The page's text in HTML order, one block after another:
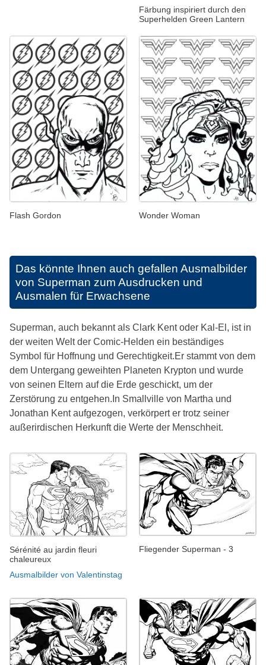
Färbung inspiriert durch den
Superhelden Green Lantern
Flash Gordon Wonder Woman
Das könnte Ihnen auch gefallen Ausmalbilder
von Superman zum Ausdrucken und
Ausmalen für Erwachsene
Superman, auch bekannt als Clark Kent oder Kal-El, ist in
der weiten Welt der Comic-Helden ein beständiges
Symbol für Hoffnung und Gerechtigkeit.Er stammt von dem
dem Untergang geweihten Planeten Krypton und wurde
von seinen Eltern auf die Erde geschickt, um der
Zerstörung zu entgehen.In Smallville von Martha und
Jonathan Kent aufgezogen, verkörpert er trotz seiner
außerirdischen Herkunft die Werte der Menschheit.
Sérénité au jardin fleuri
chaleureux
Ausmalbilder von Valentinstag
Fliegender Superman - 3